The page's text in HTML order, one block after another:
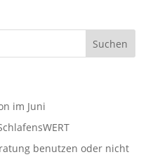
im Juni
benutzen oder nicht